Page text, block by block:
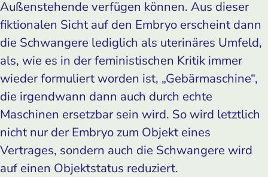
Außenstehende verfügen können. Aus dieser
fiktionalen Sicht auf den Embryo erscheint dann
die Schwangere lediglich als uterinäres Umfeld,
als, wie es in der feministischen Kritik immer
wieder formuliert worden ist, „Gebärmaschine“,
die irgendwann dann auch durch echte
Maschinen ersetzbar sein wird. So wird letztlich
nicht nur der Embryo zum Objekt eines
Vertrages, sondern auch die Schwangere wird
auf einen Objektstatus reduziert.